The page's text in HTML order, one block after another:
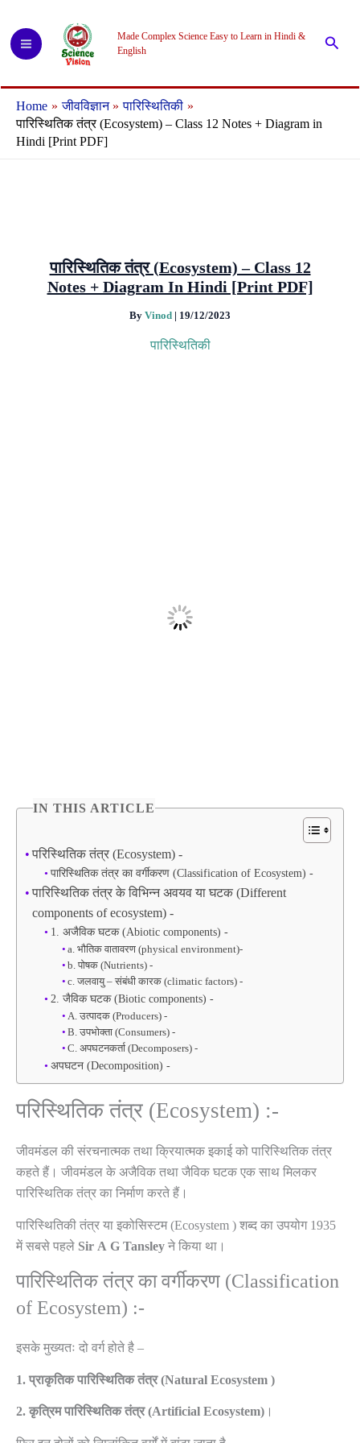
content
Made Complex Science Easy to Learn in Hindi &
English
Home जीवविज्ञान
पारिस्थितिकी
पारिस्थितिक तंत्र (Ecosystem) – Class 12 Notes + Diagram in
Hindi [Print PDF]
पारिस्थितिक तंत्र (Ecosystem) – Class 12
Notes + Diagram In Hindi [Print PDF]
By Vinod | 19/12/2023
पारिस्थितिकी
IN THIS ARTICLE
परिस्थितिक तंत्र (Ecosystem) -
पारिस्थितिक तंत्र का वर्गीकरण (Classification of Ecosystem) -
पारिस्थितिक तंत्र के विभिन्न अवयव या घटक (Different
components of ecosystem) -
1. अजैविक घटक (Abiotic components) -
a. भौतिक वातावरण (physical environment)-
b. पोषक (Nutrients) -
c. जलवायु – संबंधी कारक (climatic factors) -
2. जैविक घटक (Biotic components) -
A. उत्पादक (Producers) -
B. उपभोक्ता (Consumers) -
C. अपघटनकर्ता (Decomposers) -
अपघटन (Decomposition) -
परिस्थितिक तंत्र (Ecosystem) :-
जीवमंडल की संरचनात्मक तथा क्रियात्मक इकाई को पारिस्थितिक तंत्र
कहते हैं। जीवमंडल के अजैविक तथा जैविक घटक एक साथ मिलकर
पारिस्थितिक तंत्र का निर्माण करते हैं।
पारिस्थितिकी तंत्र या इकोसिस्टम (Ecosystem ) शब्द का उपयोग 1935
में सबसे पहले Sir A G Tansley ने किया था।
पारिस्थितिक तंत्र का वर्गीकरण (Classification
of Ecosystem) :-
इसके मुख्यतः दो वर्ग होते है –
1. प्राकृतिक पारिस्थितिक तंत्र (Natural Ecosystem )
2. कृत्रिम पारिस्थितिक तंत्र (Artificial Ecosystem) ।